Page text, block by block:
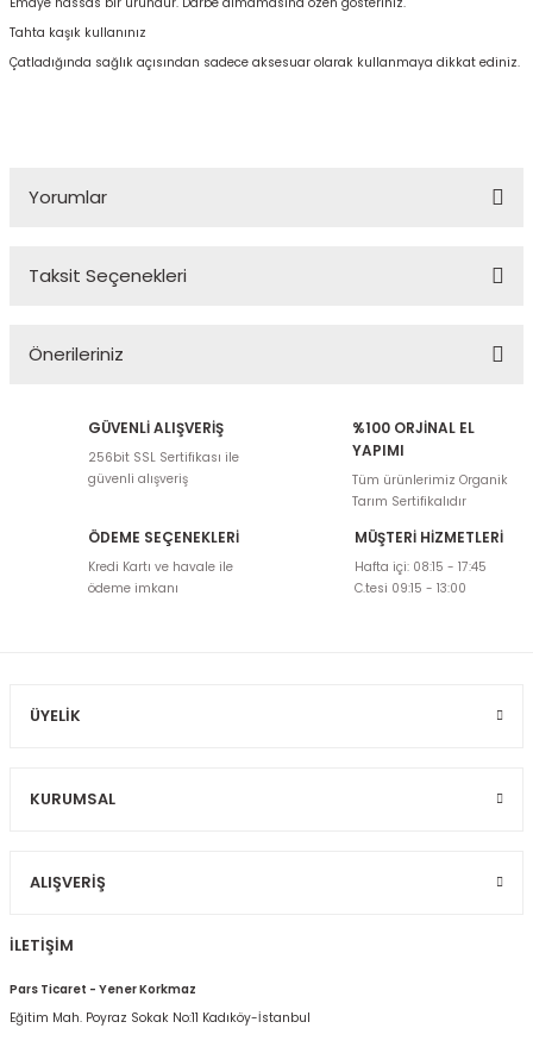
Tahta kaşık kullanınız
Çatladığında sağlık açısından sadece aksesuar olarak kullanmaya dikkat ediniz.
Yorumlar
Taksit Seçenekleri
Önerileriniz
Bu ürünün fiyat bilgisi, resim, ürün açıklamalarında ve diğer
konularda yetersiz gördüğünüz noktaları öneri formunu kullanarak
tarafımıza iletebilirsiniz.
Görüş ve önerileriniz için teşekkür ederiz.
Ürün resmi kalitesiz, bozuk veya görüntülenemiyor.
Ürün açıklamasında eksik bilgiler bulunuyor.
GÜVENLİ ALIŞVERİŞ
256bit SSL Sertifikası ile
güvenli alışveriş
%100 ORJİNAL EL
YAPIMI
Tüm ürünlerimiz Organik
Tarım Sertifikalıdır
ÖDEME SEÇENEKLERİ
Kredi Kartı ve havale ile
ödeme imkanı
MÜŞTERİ HİZMETLERİ
Hafta içi: 08:15 - 17:45
C.tesi 09:15 - 13:00
ÜYELIK
KURUMSAL
ALIŞVERIŞ
İLETİŞİM
Pars Ticaret - Yener Korkmaz
Eğitim Mah. Poyraz Sokak No:11 Kadıköy-İstanbul